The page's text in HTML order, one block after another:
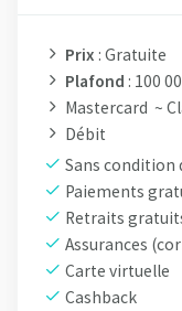
Prix : Gratuite
Plafond : 100
Mastercard ~
Débit
Sans condition
Paiements
Retraits
Assurances
Carte virtuelle
Cashback